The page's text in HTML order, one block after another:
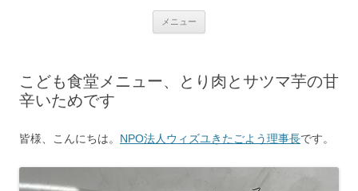
メニュー
こども食堂メニュー、とり肉とサツマ芋の甘
辛いためです
皆様、こんにちは。 NPO法人ウィズユきたごよう理事長です。